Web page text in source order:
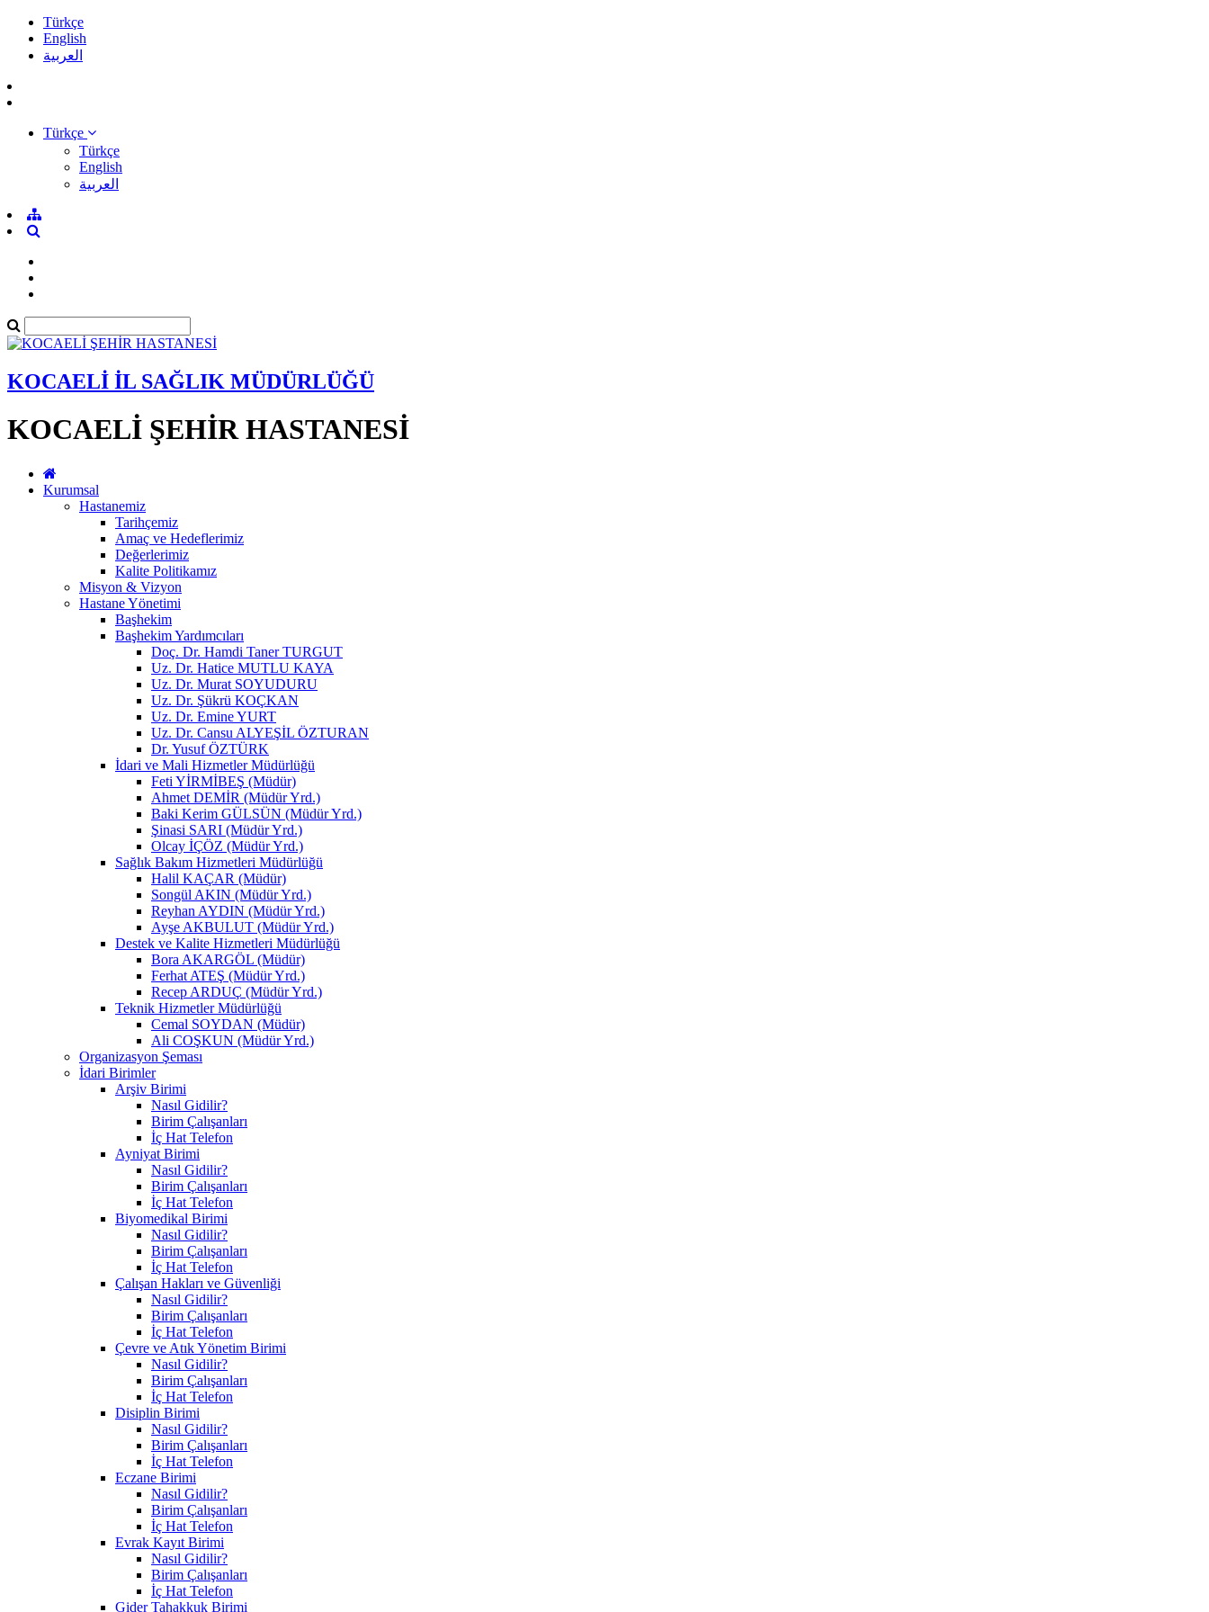
Türkçe
English
العربية
Türkçe
Türkçe
English
العربية
KOCAELİ İL SAĞLIK MÜDÜRLÜĞÜ
KOCAELİ ŞEHİR HASTANESİ
Kurumsal
Hastanemiz
Tarihçemiz
Amaç ve Hedeflerimiz
Değerlerimiz
Kalite Politikamız
Misyon & Vizyon
Hastane Yönetimi
Başhekim
Başhekim Yardımcıları
Doç. Dr. Hamdi Taner TURGUT
Uz. Dr. Hatice MUTLU KAYA
Uz. Dr. Murat SOYUDURU
Uz. Dr. Şükrü KOÇKAN
Uz. Dr. Emine YURT
Uz. Dr. Cansu ALYEŞİL ÖZTURAN
Dr. Yusuf ÖZTÜRK
İdari ve Mali Hizmetler Müdürlüğü
Feti YİRMİBEŞ (Müdür)
Ahmet DEMİR (Müdür Yrd.)
Baki Kerim GÜLSÜN (Müdür Yrd.)
Şinasi SARI (Müdür Yrd.)
Olcay İÇÖZ (Müdür Yrd.)
Sağlık Bakım Hizmetleri Müdürlüğü
Halil KAÇAR (Müdür)
Songül AKIN (Müdür Yrd.)
Reyhan AYDIN (Müdür Yrd.)
Ayşe AKBULUT (Müdür Yrd.)
Destek ve Kalite Hizmetleri Müdürlüğü
Bora AKARGÖL (Müdür)
Ferhat ATEŞ (Müdür Yrd.)
Recep ARDUÇ (Müdür Yrd.)
Teknik Hizmetler Müdürlüğü
Cemal SOYDAN (Müdür)
Ali COŞKUN (Müdür Yrd.)
Organizasyon Şeması
İdari Birimler
Arşiv Birimi
Nasıl Gidilir?
Birim Çalışanları
İç Hat Telefon
Ayniyat Birimi
Nasıl Gidilir?
Birim Çalışanları
İç Hat Telefon
Biyomedikal Birimi
Nasıl Gidilir?
Birim Çalışanları
İç Hat Telefon
Çalışan Hakları ve Güvenliği
Nasıl Gidilir?
Birim Çalışanları
İç Hat Telefon
Çevre ve Atık Yönetim Birimi
Nasıl Gidilir?
Birim Çalışanları
İç Hat Telefon
Disiplin Birimi
Nasıl Gidilir?
Birim Çalışanları
İç Hat Telefon
Eczane Birimi
Nasıl Gidilir?
Birim Çalışanları
İç Hat Telefon
Evrak Kayıt Birimi
Nasıl Gidilir?
Birim Çalışanları
İç Hat Telefon
Gider Tahakkuk Birimi